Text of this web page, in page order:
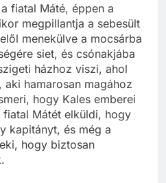
fiatal Máté, éppen a
megpillantja a sebesült
menekülve a mocsárba
siet, és csónakjába
házhoz viszi, ahol
hamarosan magához
hogy Kales emberei
Mátét elküldi, hogy
kapitányt, és még a
hogy biztosan